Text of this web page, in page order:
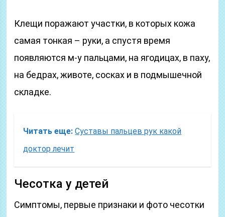
Клещи поражают участки, в которых кожа
самая тонкая – руки, а спустя время
появляются м-у пальцами, на ягодицах, в паху,
на бедрах, животе, сосках и в подмышечной
складке.
Читать еще: Суставы пальцев рук какой
доктор лечит
Чесотка у детей
Симптомы, первые признаки и фото чесотки